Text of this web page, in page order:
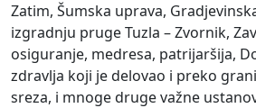
Zatim, Šumska uprava,
izgradnju pruge Tuzla – Zvornik,
osiguranje, medresa, patrijaršija,
zdravlja koji je delovao i preko
sreza, i mnoge druge važne